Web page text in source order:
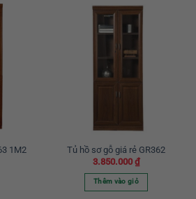
1M2
Tủ hồ sơ gỗ giá rẻ GR362
3.850.000 ₫
Thêm vào giỏ